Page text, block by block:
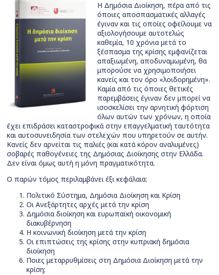
Η Δημόσια Διοίκηση, πέρα από τις
όποιες αποσπασματικές αλλαγές
έγιναν και τις οποίες οφείλουμε να
αξιολογήσουμε αυτοτελώς
καθεμία, 10 χρόνια μετά το
ξέσπασμα της κρίσης εμφανίζεται
απαξιωμένη, αποδυναμωμένη, θα
μπορούσε να χρησιμοποιήσει
κανείς και τον όρο «λοιδορημένη».
Καμία από τις όποιες θετικές
παρεμβάσεις έγιναν δεν μπορεί να
ισοσκελίσει την αρνητική φόρτιση
όλων αυτών των χρόνων, η οποία
έχει επιδράσει καταστροφικά στην επαγγελματική ταυτότητα
και αυτοσυνειδησία των στελεχών που υπηρετούν σε αυτήν.
Κανείς δεν αρνείται τις παλιές (και κατά κόρον αναλυμένες)
σοβαρές παθογένειες της Δημόσιας Διοίκησης στην Ελλάδα.
Δεν είναι όμως αυτή η μόνη πραγματικότητα.
Ο παρών τόμος περιλαμβάνει έξι κεφάλαια:
Πολιτικό Σύστημα, Δημόσια Διοίκηση και Κρίση
Οι Ανεξάρτητες αρχές μετά την κρίση
Δημόσια διοίκηση και ευρωπαϊκή οικονομική
διακυβέρνηση
Η κοινωνική διοίκηση μετά την κρίση
Οι επιπτώσεις της κρίσης στην κυπριακή δημόσια
διοίκηση
Ποιες μεταρρυθμίσεις στη Δημόσια Διοίκηση μετά την
κρίση;